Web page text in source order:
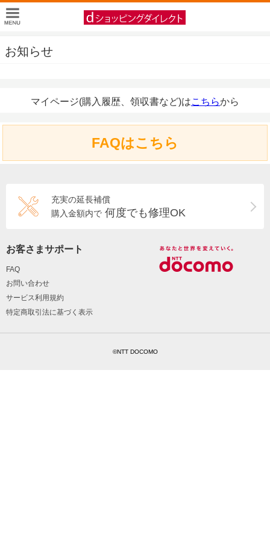
お知らせ
マイページ(購入履歴、領収書など)はこちらから
FAQはこちら
充実の延長補償
購入金額内で 何度でも修理OK
お客さまサポート
FAQ
お問い合わせ
サービス利用規約
特定商取引法に基づく表示
©NTT DOCOMO